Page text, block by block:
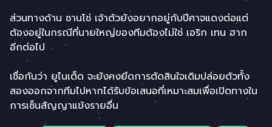
ส่วนทางด้าน ซานโช่ เจ้าตัวยังอยากอยู่กับปีศาจแดงต่อแต่
ต้องอยู่ในกรณีที่นายใหญ่ของทีมต้องไม่ใช่ เอริก เทน ฮาก
อีกต่อไป
เชื่อกันว่า ยูไนเต็ด จะยังคงยึดการตัดสินใจเดิมปล่อยตัวทั้ง
สองออกจากทีมไปหากได้รับข้อเสนอที่เหมาะสมเพื่อเปิดทางใน
การเซ็นสัญญาแข้งรายอื่น